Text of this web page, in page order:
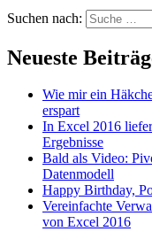
Suchen nach:
Neueste
Wie mir ein
erspart
In Excel 2016
Ergebnisse
Bald als Video:
Datenmodell
Happy Birthday,
Vereinfachte
von Excel 2016